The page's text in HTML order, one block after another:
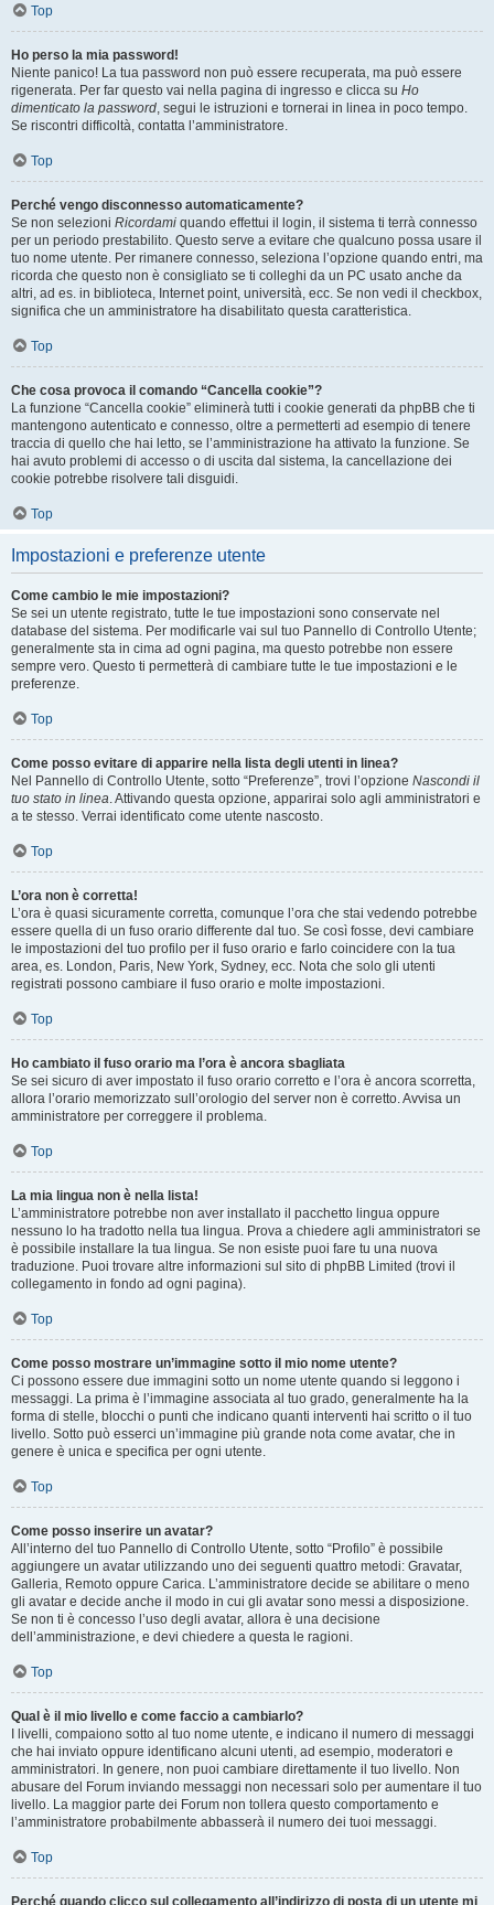
Top
Ho perso la mia password!
Niente panico! La tua password non può essere recuperata, ma può essere
rigenerata. Per far questo vai nella pagina di ingresso e clicca su Ho
dimenticato la password, segui le istruzioni e tornerai in linea in poco tempo.
Se riscontri difficoltà, contatta l’amministratore.
Top
Perché vengo disconnesso automaticamente?
Se non selezioni Ricordami quando effettui il login, il sistema ti terrà connesso
per un periodo prestabilito. Questo serve a evitare che qualcuno possa usare il
tuo nome utente. Per rimanere connesso, seleziona l’opzione quando entri, ma
ricorda che questo non è consigliato se ti colleghi da un PC usato anche da
altri, ad es. in biblioteca, Internet point, università, ecc. Se non vedi il checkbox,
significa che un amministratore ha disabilitato questa caratteristica.
Top
Che cosa provoca il comando “Cancella cookie”?
La funzione “Cancella cookie” eliminerà tutti i cookie generati da phpBB che ti
mantengono autenticato e connesso, oltre a permetterti ad esempio di tenere
traccia di quello che hai letto, se l’amministrazione ha attivato la funzione. Se
hai avuto problemi di accesso o di uscita dal sistema, la cancellazione dei
cookie potrebbe risolvere tali disguidi.
Top
Impostazioni e preferenze utente
Come cambio le mie impostazioni?
Se sei un utente registrato, tutte le tue impostazioni sono conservate nel
database del sistema. Per modificarle vai sul tuo Pannello di Controllo Utente;
generalmente sta in cima ad ogni pagina, ma questo potrebbe non essere
sempre vero. Questo ti permetterà di cambiare tutte le tue impostazioni e le
preferenze.
Top
Come posso evitare di apparire nella lista degli utenti in linea?
Nel Pannello di Controllo Utente, sotto “Preferenze”, trovi l’opzione Nascondi il
tuo stato in linea. Attivando questa opzione, apparirai solo agli amministratori e
a te stesso. Verrai identificato come utente nascosto.
Top
L’ora non è corretta!
L’ora è quasi sicuramente corretta, comunque l’ora che stai vedendo potrebbe
essere quella di un fuso orario differente dal tuo. Se così fosse, devi cambiare
le impostazioni del tuo profilo per il fuso orario e farlo coincidere con la tua
area, es. London, Paris, New York, Sydney, ecc. Nota che solo gli utenti
registrati possono cambiare il fuso orario e molte impostazioni.
Top
Ho cambiato il fuso orario ma l’ora è ancora sbagliata
Se sei sicuro di aver impostato il fuso orario corretto e l’ora è ancora scorretta,
allora l’orario memorizzato sull’orologio del server non è corretto. Avvisa un
amministratore per correggere il problema.
Top
La mia lingua non è nella lista!
L’amministratore potrebbe non aver installato il pacchetto lingua oppure
nessuno lo ha tradotto nella tua lingua. Prova a chiedere agli amministratori se
è possibile installare la tua lingua. Se non esiste puoi fare tu una nuova
traduzione. Puoi trovare altre informazioni sul sito di phpBB Limited (trovi il
collegamento in fondo ad ogni pagina).
Top
Come posso mostrare un’immagine sotto il mio nome utente?
Ci possono essere due immagini sotto un nome utente quando si leggono i
messaggi. La prima è l’immagine associata al tuo grado, generalmente ha la
forma di stelle, blocchi o punti che indicano quanti interventi hai scritto o il tuo
livello. Sotto può esserci un’immagine più grande nota come avatar, che in
genere è unica e specifica per ogni utente.
Top
Come posso inserire un avatar?
All’interno del tuo Pannello di Controllo Utente, sotto “Profilo” è possibile
aggiungere un avatar utilizzando uno dei seguenti quattro metodi: Gravatar,
Galleria, Remoto oppure Carica. L’amministratore decide se abilitare o meno
gli avatar e decide anche il modo in cui gli avatar sono messi a disposizione.
Se non ti è concesso l’uso degli avatar, allora è una decisione
dell’amministrazione, e devi chiedere a questa le ragioni.
Top
Qual è il mio livello e come faccio a cambiarlo?
I livelli, compaiono sotto al tuo nome utente, e indicano il numero di messaggi
che hai inviato oppure identificano alcuni utenti, ad esempio, moderatori e
amministratori. In genere, non puoi cambiare direttamente il tuo livello. Non
abusare del Forum inviando messaggi non necessari solo per aumentare il tuo
livello. La maggior parte dei Forum non tollera questo comportamento e
l’amministratore probabilmente abbasserà il numero dei tuoi messaggi.
Top
Perché quando clicco sul collegamento all’indirizzo di posta di un utente mi